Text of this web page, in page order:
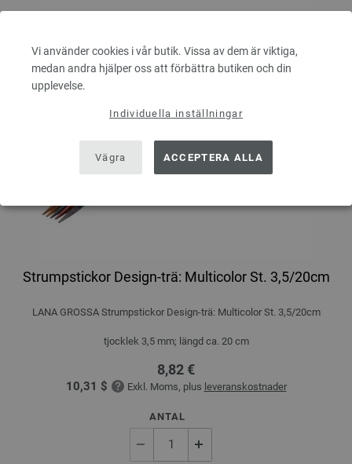
Vi använder cookies i vår butik. Vissa av dem är viktiga,
medan andra hjälper oss att förbättra butiken och din
upplevelse.
Individuella inställningar
Vägra ACCEPTERA ALLA
Strumpstickor Design-trä: Multicolor St. 3,5/20cm
LANA GROSSA Strumpstickor Design-trä: Multicolor St. 3,5/20cm
tjocklek 3,5 mm; längd ca. 20 cm
8,82 €
10,31 $ Exkl. Moms, plus leveranskostnader
ANTAL